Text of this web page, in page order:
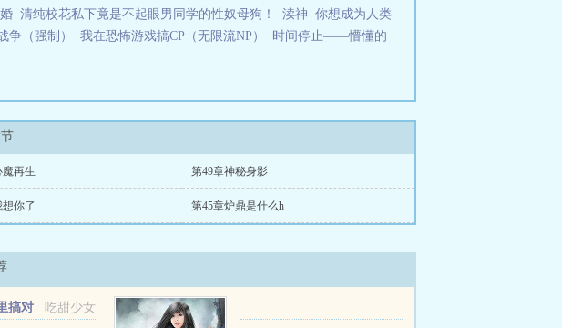
清纯校花私下竟是不起眼男同学的性奴母狗！ 渎神 你想成为人类
争（强制） 我在恐怖游戏搞CP（无限流NP）
时间停止——懵懂的
魔再生 第49章神秘身影
你了 第45章炉鼎是什么h
吃甜少女
搞对